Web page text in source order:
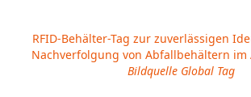
RFID-Behälter-Tag zur zuverlässigen
Nachverfolgung von Abfallbehältern im
Bildquelle Global Tag